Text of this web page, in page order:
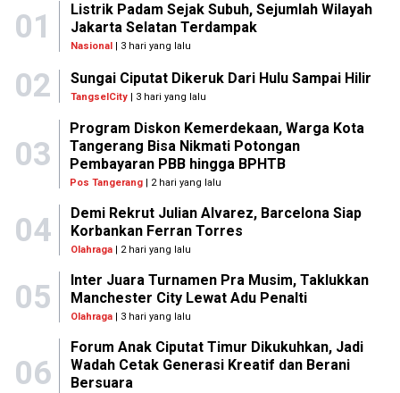
01
Listrik Padam Sejak Subuh, Sejumlah Wilayah
Jakarta Selatan Terdampak
Nasional| 3 hari yang lalu
02 Sungai Ciputat Dikeruk Dari Hulu Sampai Hilir
TangselCity | 3 hari yang lalu
03
Program Diskon Kemerdekaan, Warga Kota
Tangerang Bisa Nikmati Potongan
Pembayaran PBB hingga BPHTB
Pos Tangerang | 2 hari yang lalu
04
Demi Rekrut Julian Alvarez, Barcelona Siap
Korbankan Ferran Torres
Olahraga| 2 hari yang lalu
05
Inter Juara Turnamen Pra Musim, Taklukkan
Manchester City Lewat Adu Penalti
Olahraga| 3 hari yang lalu
06
Forum Anak Ciputat Timur Dikukuhkan, Jadi
Wadah Cetak Generasi Kreatif dan Berani
Bersuara